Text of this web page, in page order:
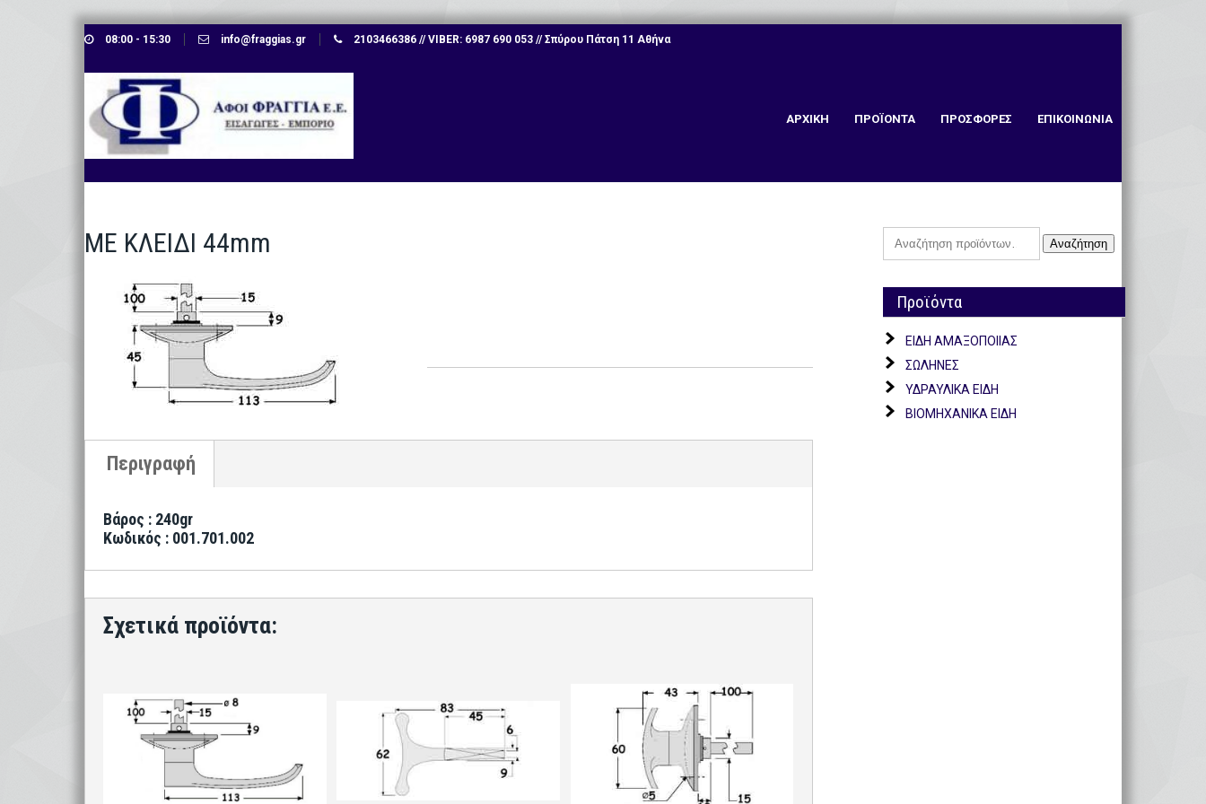
Skip
content
08:00 - 15:30 info@fraggias.gr 2103466386 // VIBER: 6987 690 053 // Σπύρου Πάτση 11 Αθήνα
ΑΡΧΙΚΗ ΠΡΟΪΟΝΤΑ ΠΡΟΣΦΟΡΕΣ ΕΠΙΚΟΙΝΩΝΙΑ
ΜΕ ΚΛΕΙΔΙ 44mm
Βάρος : 240gr
Κωδικός : 001.701.002
Αναζήτηση
Αναζήτηση
Προϊόντα
ΕΙΔΗ ΑΜΑΞΟΠΟΙΙΑΣ
ΣΩΛΗΝΕΣ
ΥΔΡΑΥΛΙΚΑ ΕΙΔΗ
ΒΙΟΜΗΧΑΝΙΚΑ ΕΙΔΗ